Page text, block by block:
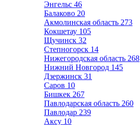
Энгельс 46
Балаково 20
Акмолинская область 273
Кокшетау 105
Щучинск 32
Степногорск 14
Нижегородская область 268
Нижний Новгород 145
Дзержинск 31
Саров 10
Бишкек 267
Павлодарская область 260
Павлодар 239
Аксу 10